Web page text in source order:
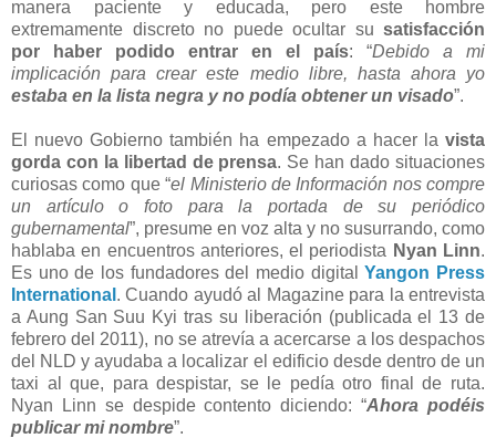
manera paciente y educada, pero este hombre
extremamente discreto no puede ocultar su satisfacción
por haber podido entrar en el país: “Debido a mi
implicación para crear este medio libre, hasta ahora yo
estaba en la lista negra y no podía obtener un visado”.
El nuevo Gobierno también ha empezado a hacer la vista
gorda con la libertad de prensa. Se han dado situaciones
curiosas como que “el Ministerio de Información nos compre
un artículo o foto para la portada de su periódico
gubernamental”, presume en voz alta y no susurrando, como
hablaba en encuentros anteriores, el periodista Nyan Linn.
Es uno de los fundadores del medio digitalYangon Press
International . Cuando ayudó al Magazine para la entrevista
a Aung San Suu Kyi tras su liberación (publicada el 13 de
febrero del 2011), no se atrevía a acercarse a los despachos
del NLD y ayudaba a localizar el edificio desde dentro de un
taxi al que, para despistar, se le pedía otro final de ruta.
Nyan Linn se despide contento diciendo: “Ahora podéis
publicar mi nombre”.